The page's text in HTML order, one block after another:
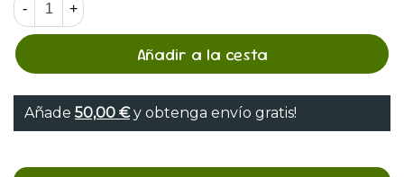
- +
Añadir a la cesta
Añade 50,00 €y obtenga envío gratis!